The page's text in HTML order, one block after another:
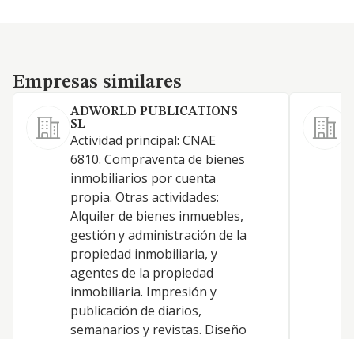
Empresas similares
Empresas similares
ADWORLD PUBLICATIONS
SL
Actividad principal: CNAE
6810. Compraventa de bienes
inmobiliarios por cuenta
propia. Otras actividades:
Alquiler de bienes inmuebles,
gestión y administración de la
propiedad inmobiliaria, y
agentes de la propiedad
inmobiliaria. Impresión y
publicación de diarios,
semanarios y revistas. Diseño